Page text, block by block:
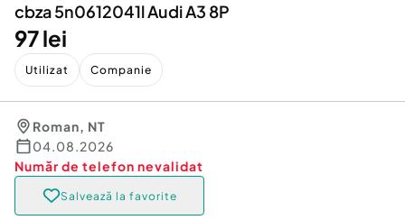
cbza 5n0612041l Audi A3 8P
97 lei
Utilizat Companie
Roman, NT
04.08.2026
Număr de telefon nevalidat
Salvează la favorite